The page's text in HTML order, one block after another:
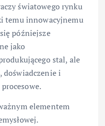
światowego rynku
temu innowacyjnemu
późniejsze
jako
stal, ale
doświadczenie i
elementem